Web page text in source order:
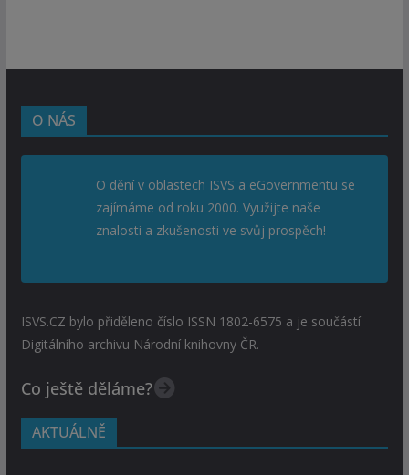
O NÁS
O dění v oblastech ISVS a eGovernmentu se
zajímáme od roku 2000. Využijte naše
znalosti a zkušenosti ve svůj prospěch!
ISVS.CZ bylo přiděleno číslo ISSN 1802-6575 a je součástí
Digitálního archivu Národní knihovny ČR.
Co ještě děláme?
AKTUÁLNĚ